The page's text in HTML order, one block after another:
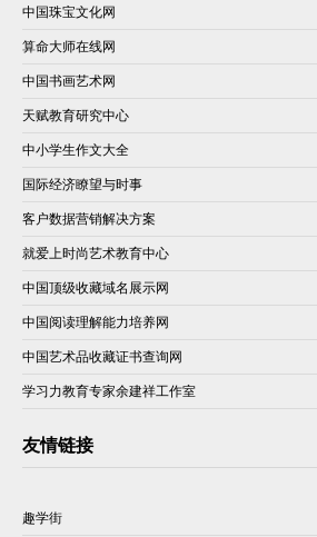
中国珠宝文化网
算命大师在线网
中国书画艺术网
天赋教育研究中心
中小学生作文大全
国际经济瞭望与时事
客户数据营销解决方案
就爱上时尚艺术教育中心
中国顶级收藏域名展示网
中国阅读理解能力培养网
中国艺术品收藏证书查询网
学习力教育专家余建祥工作室
友情链接
趣学街